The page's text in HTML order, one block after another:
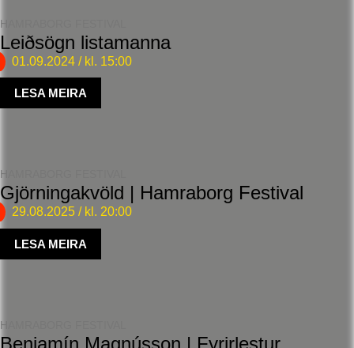
HAMRABORG FESTIVAL
Leiðsögn listamanna
01.09.2024 / kl. 15:00
LESA MEIRA
HAMRABORG FESTIVAL
Gjörningakvöld | Hamraborg Festival
29.08.2025 / kl. 20:00
LESA MEIRA
HAMRABORG FESTIVAL
Benjamín Magnússon | Fyrirlestur